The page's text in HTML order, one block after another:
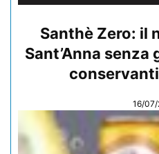
Santhè Zero: il
Sant’Anna
16/